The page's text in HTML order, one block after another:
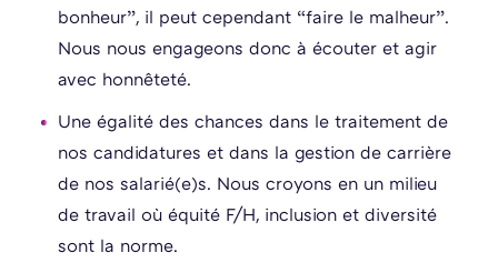
bonheur”, il peut cependant “faire le malheur”.
Nous nous engageons donc à écouter et agir
avec honnêteté.
Une égalité des chances dans le traitement de
nos candidatures et dans la gestion de carrière
de nos salarié(e)s. Nous croyons en un milieu
de travail où équité F/H, inclusion et diversité
sont la norme.